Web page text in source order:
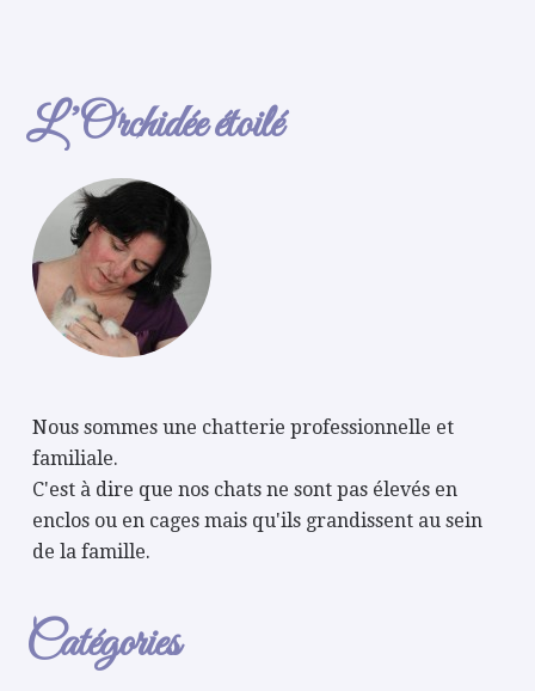
L’Orchidée étoilé
Nous sommes une chatterie professionnelle et
familiale.
C'est à dire que nos chats ne sont pas élevés en
enclos ou en cages mais qu'ils grandissent au sein
de la famille.
Catégories